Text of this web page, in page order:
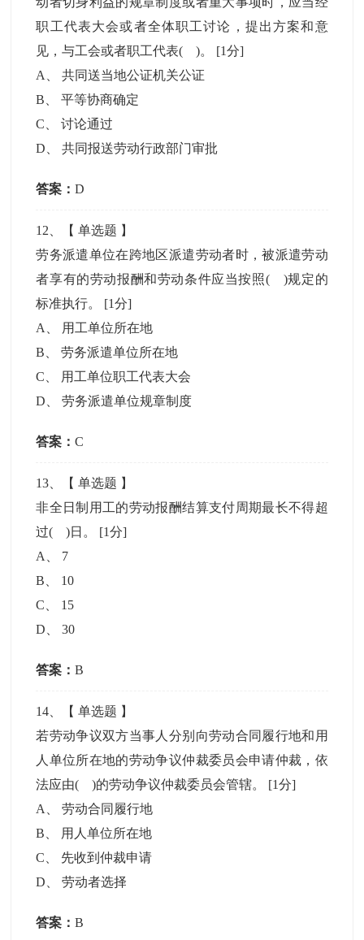
职工代表大会或者全体职工讨论，提出方案和意
见，与工会或者职工代表( )。 [1分]
A
、共同送当地公证机关公证
B 、平等协商确定
C 、讨论通过
D 、共同报送劳动行政部门审批
答案：D
12 、【单选题 】
劳务派遣单位在跨地区派遣劳动者时，被派遣劳动
者享有的劳动报酬和劳动条件应当按照( )规定的
标准执行。 [1分]
A
用工单位所在地
B 、劳务派遣单位所在地
C
用工单位职工代表大会
D 、劳务派遣单位规章制度
答案：C
13 、【单选题 】
非全日制用工的劳动报酬结算支付周期最长不得超
过( )日。 [1分]
A
7
B
10
C
15
D 、30
答案：B
14 、【单选题 】
若劳动争议双方当事人分别向劳动合同履行地和用
人单位所在地的劳动争议仲裁委员会申请仲裁，依
法应由( )的劳动争议仲裁委员会管辖。 [1分]
A
、劳动合同履行地
B
用人单位所在地
C
先收到仲裁申请
D 、劳动者选择
答案：B